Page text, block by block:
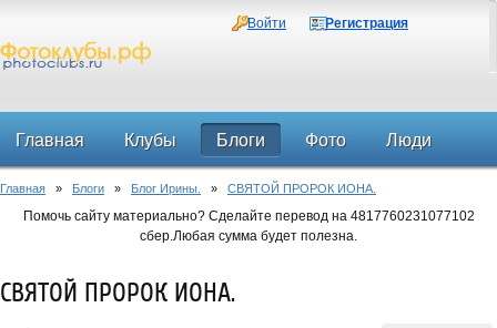
Войти Регистрация
Главная Клубы Блоги Фото Люди
Форум
Главная » Блоги » Блог Ирины. » СВЯТОЙ ПРОРОК ИОНА.
Помочь сайту материально? Сделайте перевод на 4817760231077102
сбер.Любая сумма будет полезна.
СВЯТОЙ ПРОРОК ИОНА.